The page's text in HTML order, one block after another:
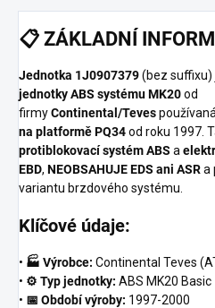
📋 ZÁKLADNÍ
Jednotka 1J0907379(bez suffixu)
jednotky ABS systému MK20od
firmyContinental/Teves
na platformě PQ34od roku 1997.
protiblokovací systém ABS a
EBD, NEOBSAHUJE EDS ani ASRa
variantu brzdového systému.
Klíčové údaje:
• 🏭 Výrobce: Continental Teves
• ⚙️ Typ jednotky: ABS MK20 Basic
• 📅 Období výroby: 1997-2000